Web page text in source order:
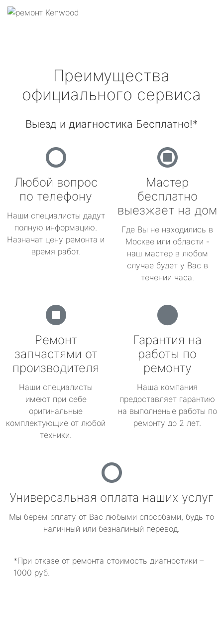
Преимущества
официального сервиса
Выезд и диагностика Бесплатно!*
Любой вопрос
по телефону
Наши специалисты дадут
полную информацию.
Назначат цену ремонта и
время работ.
Мастер
бесплатно
выезжает на дом
Где Вы не находились в
Москве или области -
наш мастер в любом
случае будет у Вас в
течении часа.
Ремонт
запчастями от
производителя
Наши специалисты
имеют при себе
оригинальные
комплектующие от любой
техники.
Гарантия на
работы по
ремонту
Наша компания
предоставляет гарантию
на выполненые работы по
ремонту до 2 лет.
Универсальная оплата наших услуг
Мы берем оплату от Вас любыми способами, будь то
наличный или безналиный перевод.
*При отказе от ремонта стоимость диагностики –
1000 руб.